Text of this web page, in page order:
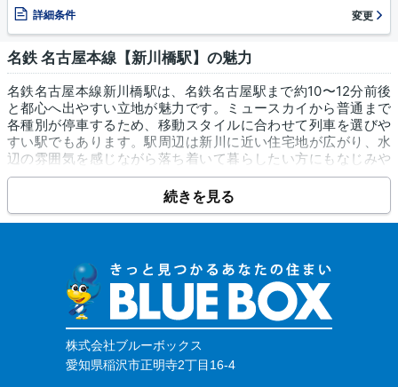
詳細条件 変更
名鉄 名古屋本線【新川橋駅】の魅力
名鉄名古屋本線新川橋駅は、名鉄名古屋駅まで約10〜12分前後
と都心へ出やすい立地が魅力です。ミュースカイから普通まで
各種別が停車するため、移動スタイルに合わせて列車を選びや
すい駅でもあります。駅周辺は新川に近い住宅地が広がり、水
辺の雰囲気を感じながら落ち着いて暮らしたい方にもなじみや
すい環境です。国道22号（名岐バイパス）方面へも出やすく、
電車と車を併用したい人にとって動線を組み立てやすいのもポ
イントになります。買い物は、周辺にスーパーやドラッグスト
アが点在しており、日常の買い物を組み立てやすいエリアで
り、子育て世帯も生活のイメージを描きやすいでしょう。医療
面でも、しんかわクリニック（新川病院介護医療院）など受診
先の選択肢を確保しやすく、毎日の安心につながります。都心
近接の利便性を重視しながら、穏やかな住環境も大切にしたい
方にとって、新川橋駅周辺はバランスのよい選択肢です。
続きを見る
株式会社ブルーボックス
愛知県稲沢市正明寺2丁目16-4